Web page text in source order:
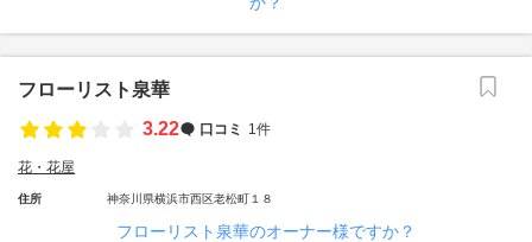
フローリスト泉華
3.22
口コミ 1件
花・花屋
住所 神奈川県横浜市西区老松町１８
フローリスト泉華のオーナー様ですか？